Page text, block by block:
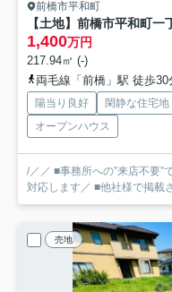
前橋市平和町
【土地】前橋市平和町
1,400万円
217.94㎡ (-)
両毛線「前橋」駅 徒歩30
陽当り良好 閑静な住宅地
オープンハウス
/／／ ■事務所への”来店不要
対応します／ ■他社様で掲載
売地